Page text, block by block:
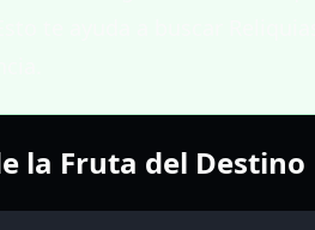
la Fruta del Destino